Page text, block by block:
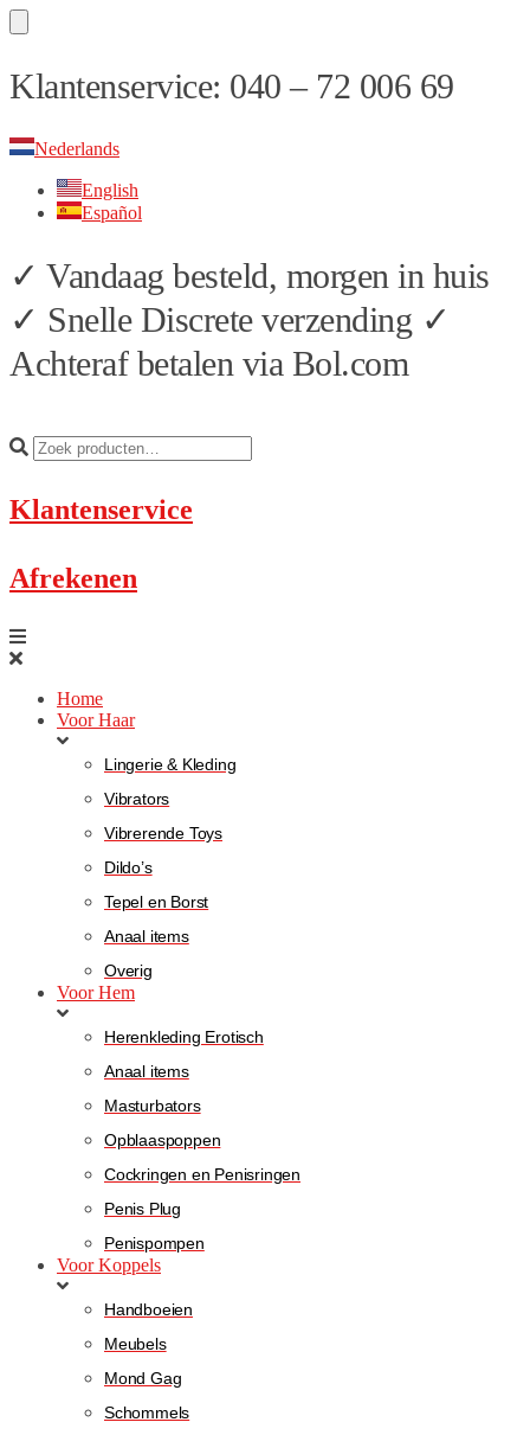
Skip
to
Skip
to
Klantenservice: 040 – 72 006 69
Nederlands
English
Español
✓ Vandaag besteld, morgen in huis
✓ Snelle Discrete verzending ✓
Achteraf betalen via Bol.com
Klantenservice
Afrekenen
Home
Voor Haar
Lingerie & Kleding
Vibrators
Vibrerende Toys
Dildo’s
Tepel en Borst
Anaal items
Overig
Voor Hem
Herenkleding Erotisch
Anaal items
Masturbators
Opblaaspoppen
Cockringen en Penisringen
Penis Plug
Penispompen
Voor Koppels
Handboeien
Meubels
Mond Gag
Schommels